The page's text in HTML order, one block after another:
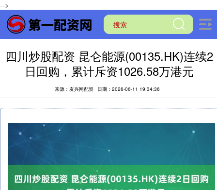
-->
四川炒股配资 昆仑能源(00135.HK)连续2
日回购，累计斥资1026.58万港元
来源：友兴网配资 日期：2026-06-11 19:34:36